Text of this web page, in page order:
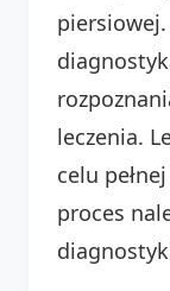
leczenia.
celu
proces